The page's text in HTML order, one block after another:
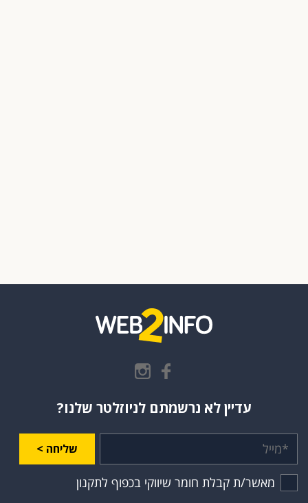
עדיין לא נרשמתם לניוזלטר שלנו?
שליחה >
מאשר/ת קבלת חומר שיווקי בכפוף לתקנון